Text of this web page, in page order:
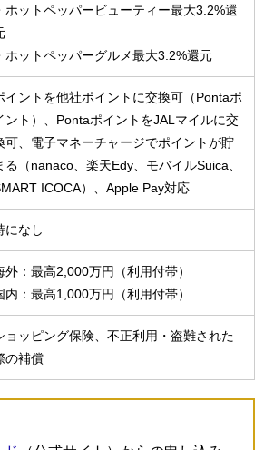
ホットペッパービューティー最大3.2%還
ホットペッパーグルメ最大3.2%還元
イントを他社ポイントに交換可（Pontaポ
ント）、PontaポイントをJALマイルに交
可、電子マネーチャージでポイントが貯
る（nanaco、楽天Edy、モバイルSuica、
ICOCA）、Apple Pay対応
になし
外：最高2,000万円（利用付帯）
内：最高1,000万円（利用付帯）
ョッピング保険、不正利用・盗難された
の補償